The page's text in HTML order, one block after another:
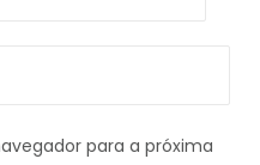
para a próxima